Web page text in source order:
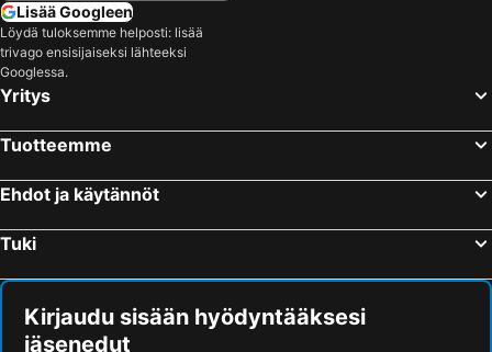
Lisää Googleen
Löydä tuloksemme helposti: lisää
trivago ensisijaiseksi lähteeksi
Googlessa.
Yritys
Tuotteemme
Ehdot ja käytännöt
Tuki
Kirjaudu sisään hyödyntääksesi
jäsenedut